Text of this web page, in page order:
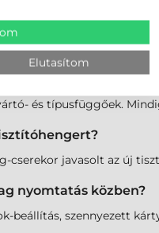
(C), Fekete (K) panelek
nyomtatóba?
és típusfüggőek.
cserekor javasolt az új
nyomtatás közben?
beállítás, szennyezett
Elutasítom